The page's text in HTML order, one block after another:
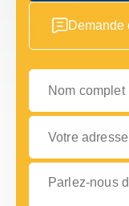
Demande
Nom complet
Votre adresse e-
Parlez-nous de